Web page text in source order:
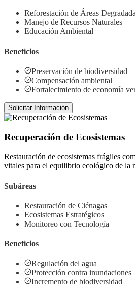
Reforestación de Áreas
Manejo de Recursos Naturales
Educación Ambiental
Beneficios
Preservación de biodiversidad
Compensación ambiental
Fortalecimiento de economía
Solicitar Información
Recuperación de Ecosistemas
Restauración de ecosistemas frágiles
vitales para el equilibrio ecológico de la
Subáreas
Restauración de Ciénagas
Ecosistemas Estratégicos
Monitoreo con Tecnología
Beneficios
Regulación del agua
Protección contra inundaciones
Incremento de biodiversidad